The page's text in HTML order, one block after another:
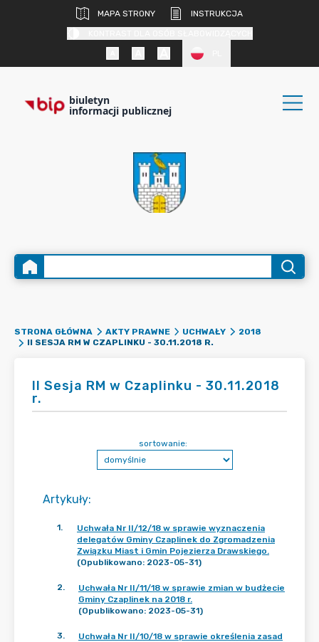
MAPA STRONY
INSTRUKCJA
biuletyn
informacji publicznej
STRONA GŁÓWNA AKTY PRAWNE UCHWAŁY
2018
II SESJA RM W CZAPLINKU - 30.11.2018 R.
II Sesja RM w Czaplinku - 30.11.2018
r.
Artykuły:
sortowanie:
1.
Uchwała Nr II/12/18 w sprawie wyznaczenia
delegatów Gminy Czaplinek do Zgromadzenia
Związku Miast i Gmin Pojezierza Drawskiego.
(Opublikowano: 2023-05-31)
2.
Uchwała Nr II/11/18 w sprawie zmian w budżecie
Gminy Czaplinek na 2018 r.
(Opublikowano: 2023-05-31)
3.
Uchwała Nr II/10/18 w sprawie określenia zasad